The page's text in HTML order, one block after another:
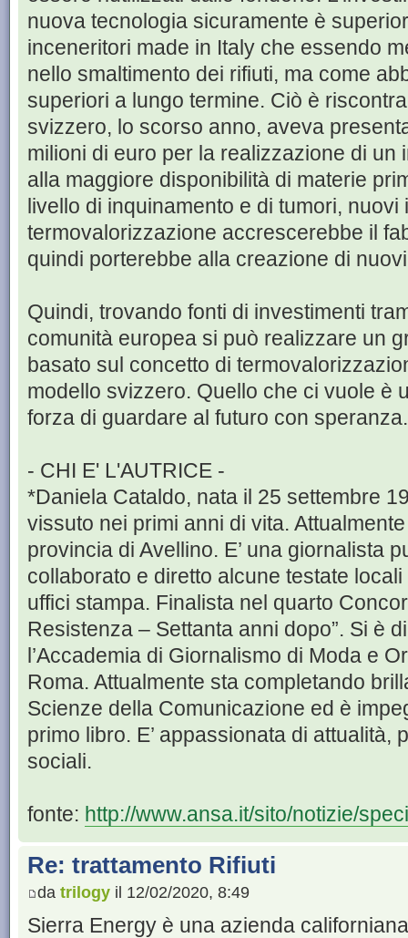
nuova tecnologia sicuramente è
inceneritori made in Italy che essendo
nello smaltimento dei rifiuti, ma come
superiori a lungo termine. Ciò è
svizzero, lo scorso anno, aveva
milioni di euro per la realizzazione di un
alla maggiore disponibilità di materie
livello di inquinamento e di tumori, nuovi
termovalorizzazione accrescerebbe il
quindi porterebbe alla creazione di
Quindi, trovando fonti di investimenti
comunità europea si può realizzare un
basato sul concetto di
modello svizzero. Quello che ci vuole è
forza di guardare al futuro con speranza.
- CHI E' L'AUTRICE -
*Daniela Cataldo, nata il 25 settembre
vissuto nei primi anni di vita.
provincia di Avellino. E’ una giornalista
collaborato e diretto alcune testate
uffici stampa. Finalista nel quarto
Resistenza – Settanta anni dopo”. Si è
l’Accademia di Giornalismo di Moda e
Roma. Attualmente sta completando
Scienze della Comunicazione ed è
primo libro. E’ appassionata di attualità,
sociali.
fonte: http://www.ansa.it/sito/notizie/
Re: trattamento Rifiuti
da trilogy il 12/02/2020, 8:49
Sierra Energy è una azienda